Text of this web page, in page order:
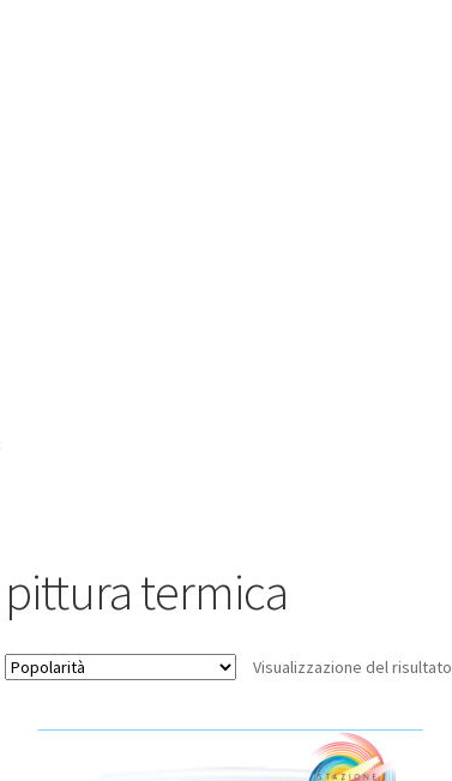
pittura termica
Visualizzazione del risultato